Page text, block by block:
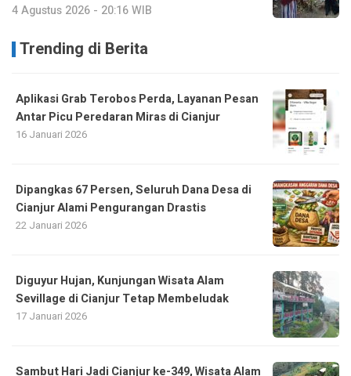
4 Agustus 2026 - 20:16 WIB
Trending di Berita
Aplikasi Grab Terobos Perda, Layanan Pesan
Antar Picu Peredaran Miras di Cianjur
16 Januari 2026
Dipangkas 67 Persen, Seluruh Dana Desa di
Cianjur Alami Pengurangan Drastis
22 Januari 2026
Diguyur Hujan, Kunjungan Wisata Alam
Sevillage di Cianjur Tetap Membeludak
17 Januari 2026
Sambut Hari Jadi Cianjur ke-349, Wisata Alam